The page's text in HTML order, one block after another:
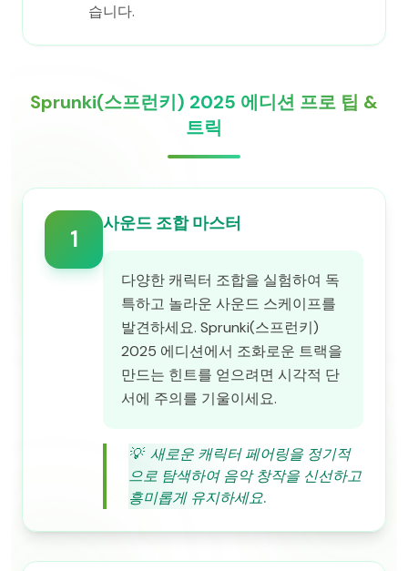
습니다.
Sprunki(스프런키) 2025 에디션 프로 팁 &
트릭
1
사운드 조합 마스터
다양한 캐릭터 조합을 실험하여 독
특하고 놀라운 사운드 스케이프를
발견하세요. Sprunki(스프런키)
2025 에디션에서 조화로운 트랙을
만드는 힌트를 얻으려면 시각적 단
서에 주의를 기울이세요.
💡 새로운 캐릭터 페어링을 정기적
으로 탐색하여 음악 창작을 신선하고
흥미롭게 유지하세요.